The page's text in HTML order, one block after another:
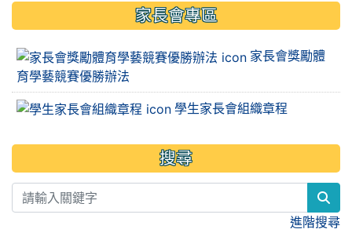
家長會專區
家長會獎勵體
育學藝競賽優勝辦法
學生家長會組織章程
搜尋
進階搜尋